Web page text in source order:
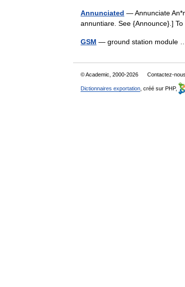
Annunciated — Annunciate
annuntiare. See {Announce}.]
GSM — ground station module
© Academic, 2000-2026 Contactez-
Dictionnaires exportation , créé sur PHP,